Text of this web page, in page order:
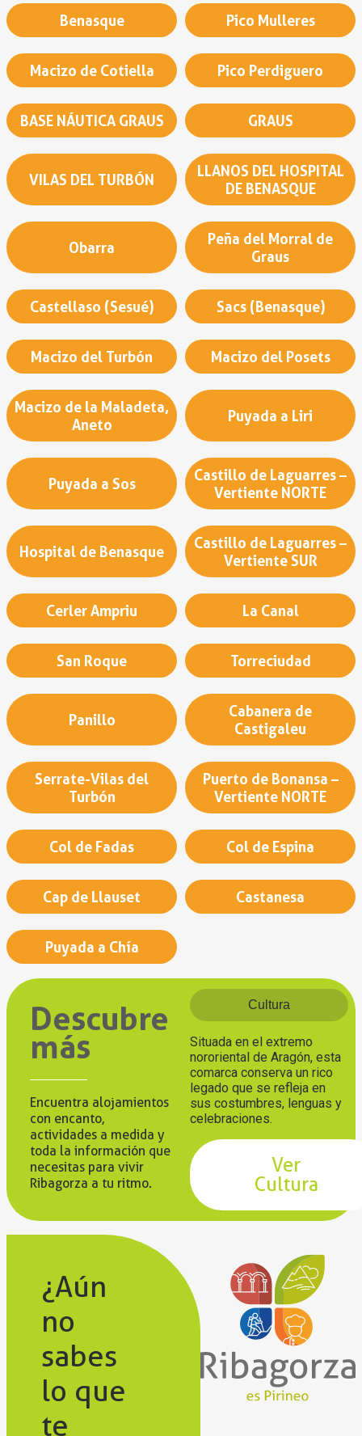
Benasque Pico Mulleres
Macizo de Cotiella Pico Perdiguero
BASE NÁUTICA GRAUS GRAUS
VILAS DEL TURBÓN
LLANOS DEL HOSPITAL
DE BENASQUE
Obarra
Peña del Morral de
Graus
Castellaso (Sesué) Sacs (Benasque)
Macizo del Turbón Macizo del Posets
Macizo de la Maladeta,
Aneto
Puyada a Liri
Puyada a Sos
Castillo de Laguarres –
Vertiente NORTE
Hospital de Benasque
Castillo de Laguarres –
Vertiente SUR
Cerler Ampriu La Canal
San Roque Torreciudad
Panillo
Cabanera de
Castigaleu
Serrate-Vilas del
Turbón
Puerto de Bonansa –
Vertiente NORTE
Col de Fadas Col de Espina
Cap de Llauset Castanesa
Puyada a Chía
Descubre
más
Encuentra alojamientos
con encanto,
actividades a medida y
toda la información que
necesitas para vivir
Ribagorza a tu ritmo.
Cultura
Situada en el extremo
nororiental de Aragón, esta
comarca conserva un rico
legado que se refleja en
sus costumbres, lenguas y
celebraciones.
Ver
Cultura
¿Aún
no
sabes
lo que
te